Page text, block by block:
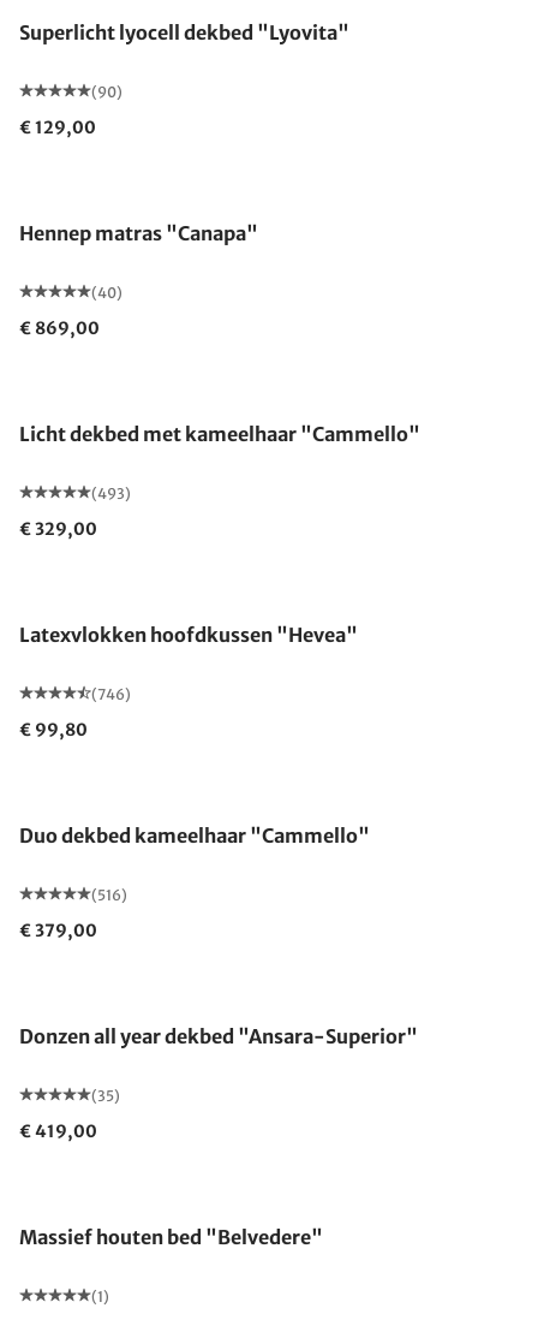
Superlicht lyocell dekbed "Lyovita"
(90)
€ 129,00
Hennep matras "Canapa"
(40)
€ 869,00
Licht dekbed met kameelhaar "Cammello"
(493)
€ 329,00
Latexvlokken hoofdkussen "Hevea"
(746)
€ 99,80
Duo dekbed kameelhaar "Cammello"
(516)
€ 379,00
Donzen all year dekbed "Ansara-Superior"
(35)
€ 419,00
Massief houten bed "Belvedere"
(1)